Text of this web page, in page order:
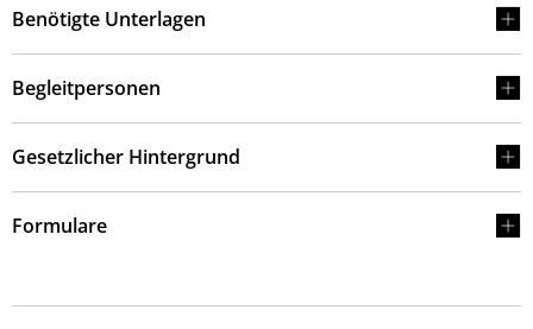
Benötigte Unterlagen
Begleitpersonen
Gesetzlicher Hintergrund
Formulare